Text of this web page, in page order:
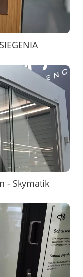
- Skymatik